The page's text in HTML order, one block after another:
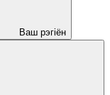
Ваш рэгіён